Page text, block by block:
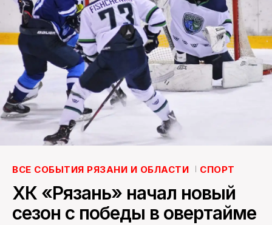
ПОИСК ПО САЙТУ
ВСЕ СОБЫТИЯ РЯЗАНИ И ОБЛАСТИ СПОРТ
ХК «Рязань» начал новый
сезон с победы в овертайме